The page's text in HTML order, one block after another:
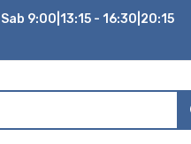
Sab 9:00|13:15 - 16:30|20:15